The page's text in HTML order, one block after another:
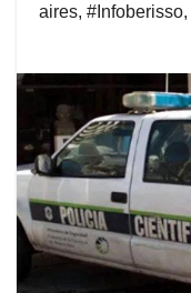
aires, #Infoberisso,